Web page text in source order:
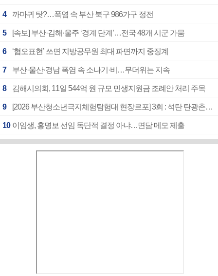
4 까마귀 탓?…폭염 속 부산 북구 986가구 정전
5 [속보] 부산·김해·울주 ‘경계 단계’…전국 48개 시군 가뭄
6 ‘혐오표현’ 쓰면 지방공무원 최대 파면까지 중징계
7 부산·울산·경남 폭염 속 소나기·비…무더위는 지속
8 김해시의회, 11일 544억 원 규모 민생지원금 조례안 처리 주목
9 [2026 부산청소년극지체험탐험대 현장르포] 3회 : 석탄 탄광촌에서 북극 연구의 중심지로
10 이임생, 홍명보 선임 독단적 결정 아냐…면담 메모 제출